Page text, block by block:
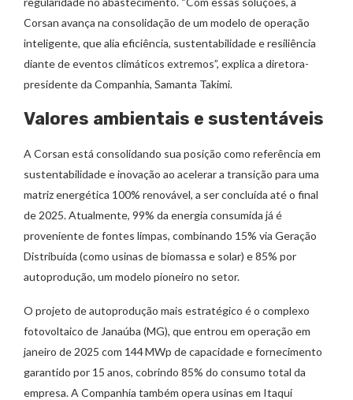
Corsan avança na consolidação de um modelo de operação
inteligente, que alia eficiência, sustentabilidade e resiliência
diante de eventos climáticos extremos”, explica a diretora-
presidente da Companhia, Samanta Takimi.
Valores ambientais e sustentáveis
A Corsan está consolidando sua posição como referência em
sustentabilidade e inovação ao acelerar a transição para uma
matriz energética 100% renovável, a ser concluída até o final
de 2025. Atualmente, 99% da energia consumida já é
proveniente de fontes limpas, combinando 15% via Geração
Distribuída (como usinas de biomassa e solar) e 85% por
autoprodução, um modelo pioneiro no setor.
O projeto de autoprodução mais estratégico é o complexo
fotovoltaico de Janaúba (MG), que entrou em operação em
janeiro de 2025 com 144 MWp de capacidade e fornecimento
garantido por 15 anos, cobrindo 85% do consumo total da
empresa. A Companhia também opera usinas em Itaqui